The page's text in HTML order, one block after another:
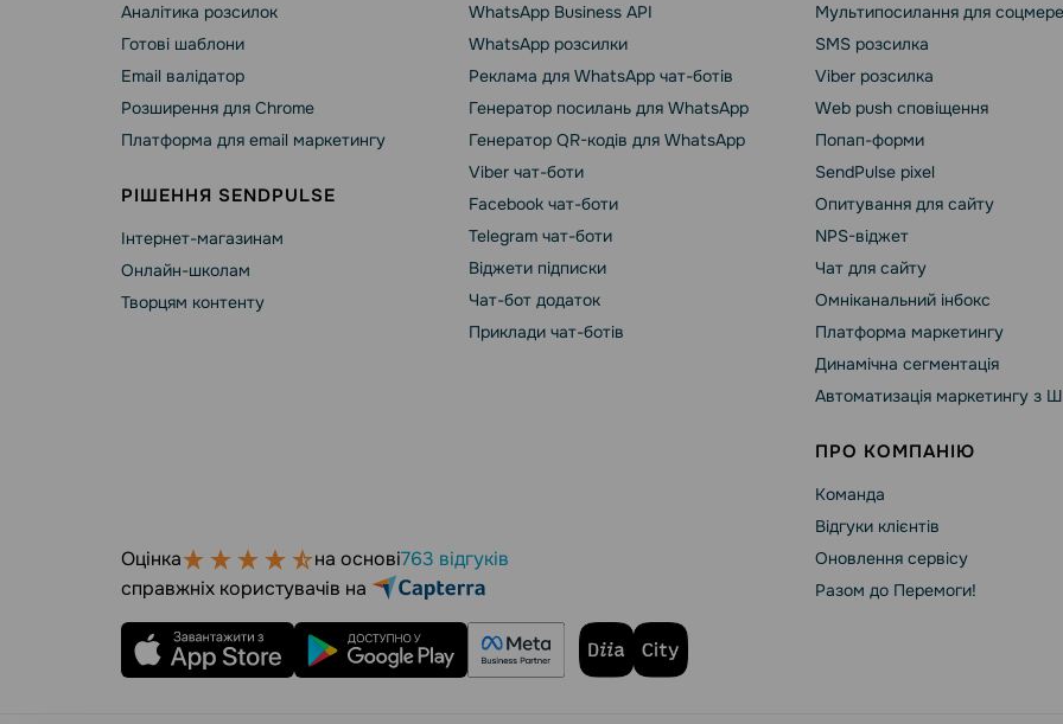
Аналітика розсилок
Готові шаблони
Email валідатор
Розширення для Chrome
Платформа для email маркетингу
РІШЕННЯ SENDPULSE
Інтернет-магазинам
Онлайн-школам
Творцям контенту
WhatsApp Business API
WhatsApp розсилки
Реклама для WhatsApp чат-ботів
Генератор посилань для WhatsApp
Генератор QR-кодів для WhatsApp
Viber чат-боти
Facebook чат-боти
Telegram чат-боти
Віджети підписки
Чат-бот додаток
Приклади чат-ботів
Мультипосилання для
SMS розсилка
Viber розсилка
Web push сповіщення
Попап-форми
SendPulse pixel
Опитування для сайту
NPS-віджет
Чат для сайту
Омніканальний інбокс
Платформа маркетингу
Динамічна сегментація
Автоматизація маркетингу з
ПРО КОМПАНІЮ
Команда
Відгуки клієнтів
Оновлення сервісу
Разом до Перемоги!
Оцінка на основі763 відгуків
справжніх користувачів на